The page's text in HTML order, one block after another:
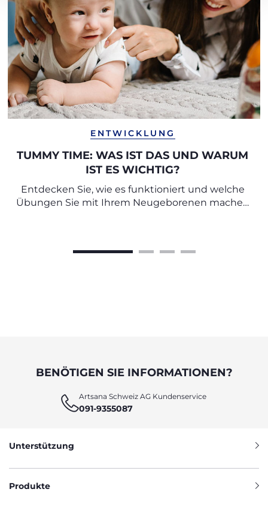
ENTWICKLUNG
TUMMY TIME: WAS IST DAS UND WARUM
IST ES WICHTIG?
Entdecken Sie, wie es funktioniert und welche
Übungen Sie mit Ihrem Neugeborenen machen
BENÖTIGEN SIE INFORMATIONEN?
Artsana Schweiz AG Kundenservice
091-9355087
Unterstützung
Produkte